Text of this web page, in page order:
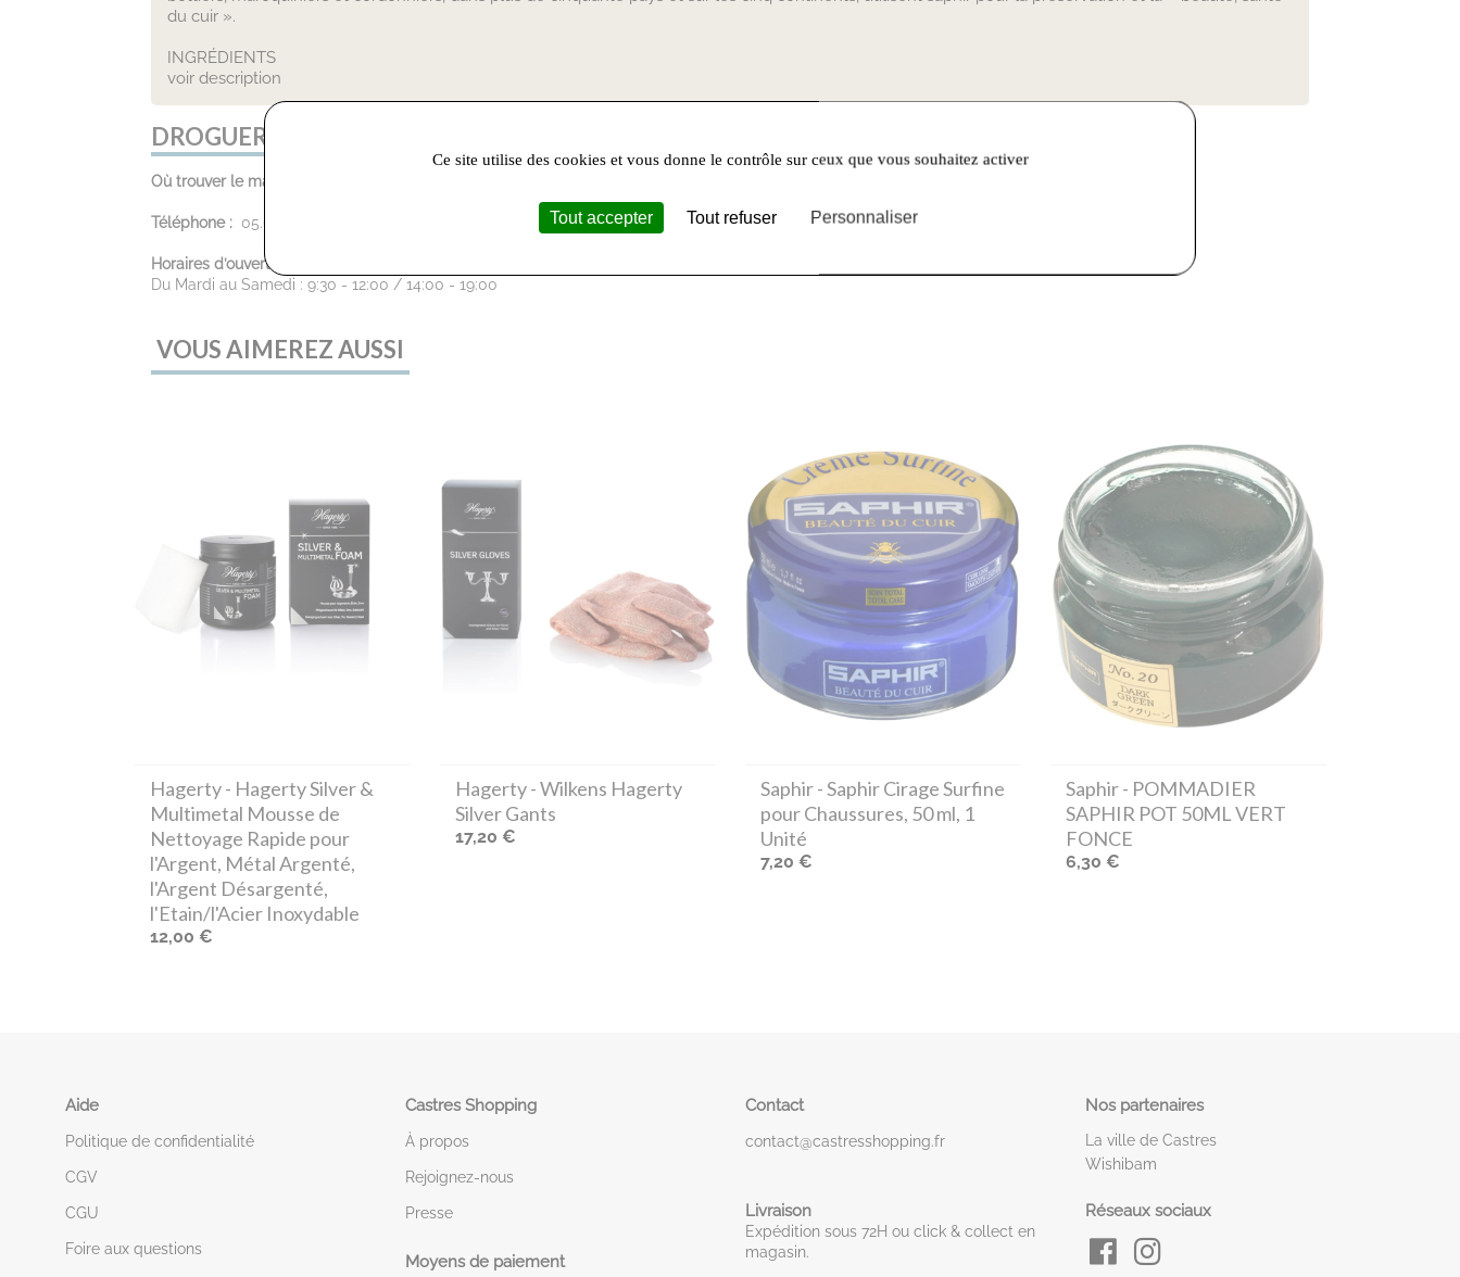
du cuir ».
INGRÉDIENTS
voir description
DROGUERIE GAMBETTA :
Où trouver le magasin :
Téléphone : 05.63.70.68.24
Horaires d’ouverture :
Du Mardi au Samedi : 9:30 - 12:00 / 14:00 - 19:00
VOUS AIMEREZ AUSSI
Hagerty- Hagerty Silver &
Multimetal Mousse de
Nettoyage Rapide pour
l'Argent, Métal Argenté,
l'Argent Désargenté,
l'Etain/l'Acier Inoxydable
12,00 €
Hagerty- Wilkens Hagerty
Silver Gants
17,20 €
Saphir- Saphir Cirage Surfine
pour Chaussures, 50 ml, 1
Unité
7,20 €
Saphir- POMMADIER
SAPHIR POT 50ML VERT
FONCE
6,30 €
Aide
Politique de confidentialité
CGV
CGU
Foire aux questions
Castres Shopping
À propos
Rejoignez-nous
Presse
Moyens de paiement
Contact
contact@castresshopping.fr
Livraison
Expédition sous 72H ou click & collect en
magasin.
Nos partenaires
La ville de Castres
Wishibam
Réseaux sociaux
Ce site utilise des cookies et vous donne le contrôle sur ceux que vous souhaitez activer
Tout accepter Tout refuser Personnaliser